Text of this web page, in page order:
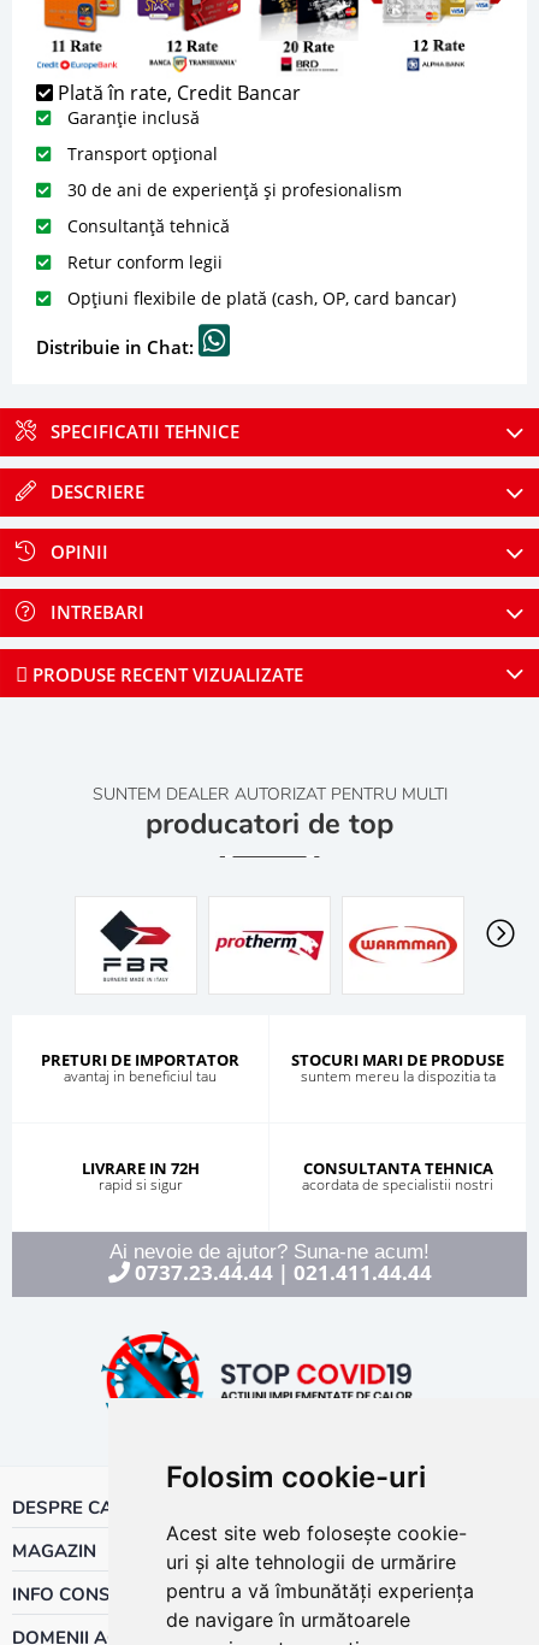
Folosim cookie-uri
Acest site web folosește cookie-
uri și alte tehnologii de urmărire
pentru a vă îmbunătăți experiența
de navigare în următoarele
Plată în rate, Credit Bancar
Garanție inclusă
Transport opțional
30 de ani de experiență și profesionalism
Consultanță tehnică
Retur conform legii
Opțiuni flexibile de plată (cash, OP, card bancar)
Distribuie in Chat:
SPECIFICATII TEHNICE
DESCRIERE
OPINII
INTREBARI
PRODUSE RECENT VIZUALIZATE
SUNTEM DEALER AUTORIZAT PENTRU MULTI
producatori de top
PRETURI DE IMPORTATOR
avantaj in beneficiul tau
STOCURI MARI DE PRODUSE
suntem mereu la dispozitia ta
LIVRARE IN 72H
rapid si sigur
CONSULTANTA TEHNICA
acordata de specialistii nostri
Ai nevoie de ajutor? Suna-ne acum!
0737.23.44.44| 021.411.44.44
DESPRE CALOR
MAGAZIN
INFO CONSUMATOR
DOMENII ACTIVITATE